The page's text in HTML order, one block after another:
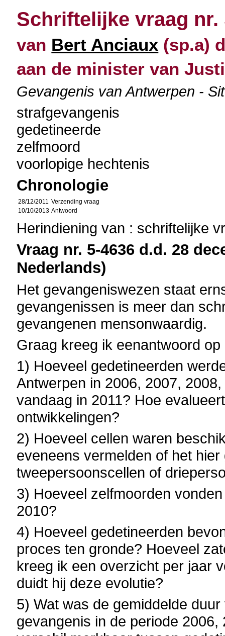
Schriftelijke vraag nr.
van Bert Anciaux (sp.a)
aan de minister van
Gevangenis van Antwerpen -
strafgevangenis
gedetineerde
zelfmoord
voorlopige hechtenis
Chronologie
28/12/2011 Verzending vraag
10/10/2013 Antwoord
Herindiening van : schriftelijke
Vraag nr. 5-4636 d.d. 28
Nederlands)
Het gevangeniswezen staat
gevangenissen is meer dan
gevangenen mensonwaardig.
Graag kreeg ik eenantwoord
1) Hoeveel gedetineerden
Antwerpen in 2006, 2007,
vandaag in 2011? Hoe
ontwikkelingen?
2) Hoeveel cellen waren
eveneens vermelden of het
tweepersoonscellen of
3) Hoeveel zelfmoorden
2010?
4) Hoeveel gedetineerden
proces ten gronde? Hoeveel
kreeg ik een overzicht per jaar
duidt hij deze evolutie?
5) Wat was de gemiddelde
gevangenis in de periode